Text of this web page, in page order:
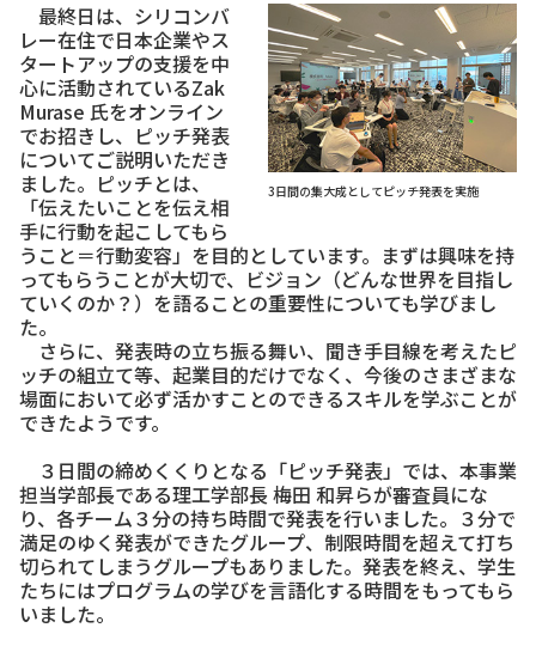
3日間の集大成としてピッチ発表を実施
最終日は、シリコンバ
レー在住で日本企業やス
タートアップの支援を中
心に活動されているZak
Murase 氏をオンライン
でお招きし、ピッチ発表
についてご説明いただき
ました。ピッチとは、
「伝えたいことを伝え相
手に行動を起こしてもら
うこと＝行動変容」を目的としています。まずは興味を持
ってもらうことが大切で、ビジョン（どんな世界を目指し
ていくのか？）を語ることの重要性についても学びまし
た。
さらに、発表時の立ち振る舞い、聞き手目線を考えたピ
ッチの組立て等、起業目的だけでなく、今後のさまざまな
場面において必ず活かすことのできるスキルを学ぶことが
できたようです。
３日間の締めくくりとなる「ピッチ発表」では、本事業
担当学部長である理工学部長 梅田 和昇らが審査員にな
り、各チーム３分の持ち時間で発表を行いました。３分で
満足のゆく発表ができたグループ、制限時間を超えて打ち
切られてしまうグループもありました。発表を終え、学生
たちにはプログラムの学びを言語化する時間をもってもら
いました。